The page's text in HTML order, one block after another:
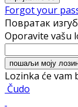
Forgot your
Повратак
Oporavite vašu
Lozinka će vam
Čudo